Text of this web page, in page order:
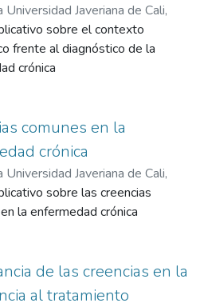
Universidad Javeriana de Cali,
Sánchez, Diego Emiro
sobre el contexto
frente al diagnóstico de la
crónica
comunes en la
crónica
Universidad Javeriana de Cali,
Sánchez, Diego Emiro
sobre las creencias
la enfermedad crónica
de las creencias en la
al tratamiento